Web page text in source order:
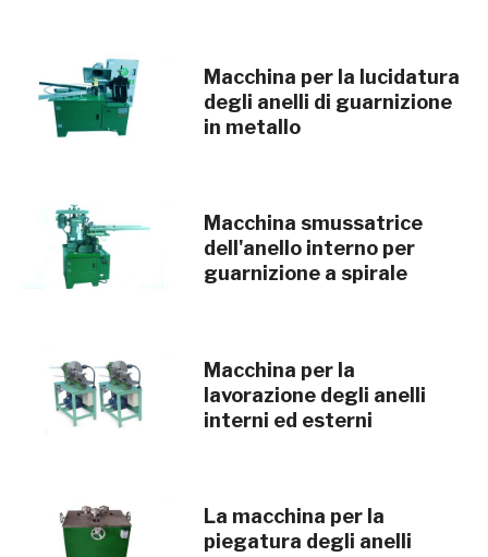
Macchina per la lucidatura
degli anelli di guarnizione
in metallo
Macchina smussatrice
dell'anello interno per
guarnizione a spirale
Macchina per la
lavorazione degli anelli
interni ed esterni
La macchina per la
piegatura degli anelli